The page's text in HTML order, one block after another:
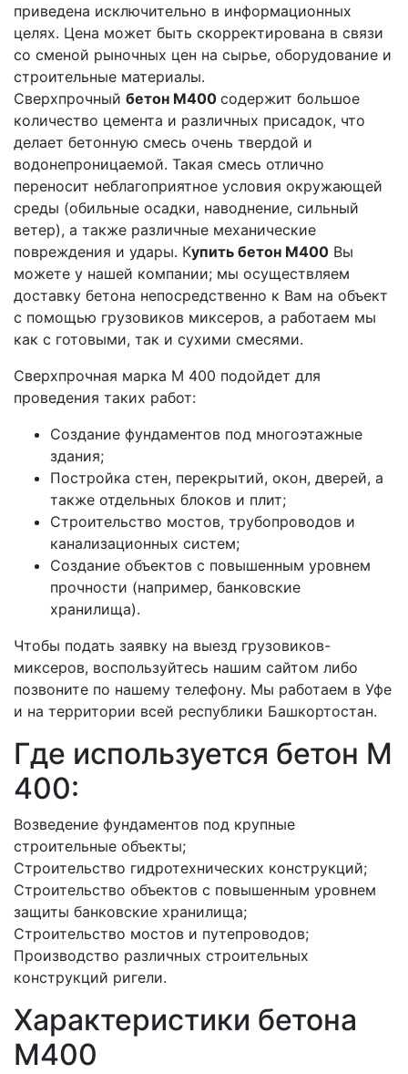
приведена исключительно в информационных
целях. Цена может быть скорректирована в связи
со сменой рыночных цен на сырье, оборудование и
строительные материалы.
Сверхпрочный бетон М400 содержит большое
количество цемента и различных присадок, что
делает бетонную смесь очень твердой и
водонепроницаемой. Такая смесь отлично
переносит неблагоприятное условия окружающей
среды (обильные осадки, наводнение, сильный
ветер), а также различные механические
повреждения и удары. Купить бетон М400 Вы
можете у нашей компании; мы осуществляем
доставку бетона непосредственно к Вам на объект
с помощью грузовиков миксеров, а работаем мы
как с готовыми, так и сухими смесями.
Сверхпрочная марка М 400 подойдет для
проведения таких работ:
Создание фундаментов под многоэтажные
здания;
Постройка стен, перекрытий, окон, дверей, а
также отдельных блоков и плит;
Строительство мостов, трубопроводов и
канализационных систем;
Создание объектов с повышенным уровнем
прочности (например, банковские
хранилища).
Чтобы подать заявку на выезд грузовиков-
миксеров, воспользуйтесь нашим сайтом либо
позвоните по нашему телефону. Мы работаем в Уфе
и на территории всей республики Башкортостан.
Где используется бетон M
400:
Возведение фундаментов под крупные
строительные объекты;
Строительство гидротехнических конструкций;
Строительство объектов с повышенным уровнем
защиты банковские хранилища;
Строительство мостов и путепроводов;
Производство различных строительных
конструкций ригели.
Характеристики бетона
М400